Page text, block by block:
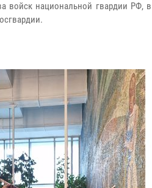
войск национальной гвардии РФ,